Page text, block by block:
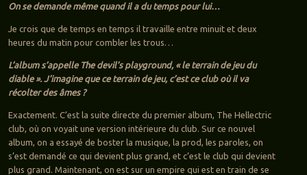
On se demande même quand il a du temps pour lui…
Je crois que de temps en temps il travaille entre minuit et deux
heures du matin pour combler les trous…
L’album s’appelle The devil’s playground, « le terrain de jeu du
diable ». J’imagine que ce terrain de jeu, c’est ce club où il va
récolter des âmes ?
Exactement. C’est la suite directe du premier album, The Hellectric
club, où on voyait une version intérieure du club. Sur ce nouvel
album, on a essayé de boster la musique, la prod, les paroles, on
s’est demandé ce qui devient plus grand, et c’est le club qui devient
plus grand. Maintenant, on est sur un empire qui est en train de se